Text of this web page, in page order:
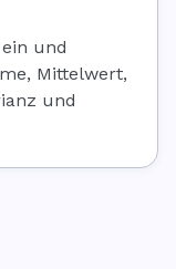
und
Mittelwert,
und